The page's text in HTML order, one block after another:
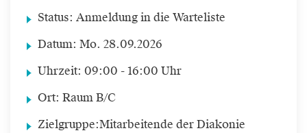
Status: Anmeldung in die Warteliste
Datum: Mo. 28.09.2026
Uhrzeit: 09:00 - 16:00 Uhr
Ort: Raum B/C
Zielgruppe:Mitarbeitende der Diakonie